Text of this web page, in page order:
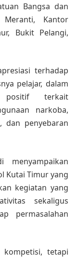
Bangsa dan
Kantor
Bukit Pelangi,
terhadap
pelajar, dalam
positif terkait
narkoba,
dan penyebaran
menyampaikan
Kutai Timur yang
kegiatan yang
sekaligus
permasalahan
kompetisi, tetapi